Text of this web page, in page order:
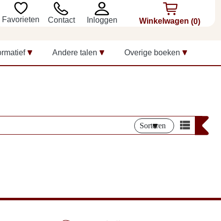
Favorieten Contact Inloggen Winkelwagen (0)
Andere talen Overige boeken
Sorteren